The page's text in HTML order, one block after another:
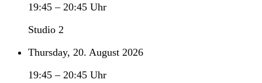
19:45 – 20:45 Uhr
Studio 2
Thursday, 20. August 2026
19:45 – 20:45 Uhr